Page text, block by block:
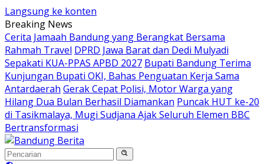
Langsung ke konten
Breaking News
Cerita Jamaah Bandung yang Berangkat Bersama
Rahmah Travel DPRD Jawa Barat dan Dedi Mulyadi
Sepakati KUA-PPAS APBD 2027 Bupati Bandung Terima
Kunjungan Bupati OKI, Bahas Penguatan Kerja Sama
Antardaerah Gerak Cepat Polisi, Motor Warga yang
Hilang Dua Bulan Berhasil Diamankan Puncak HUT ke-20
di Tasikmalaya, Mugi Sudjana Ajak Seluruh Elemen BBC
Bertransformasi